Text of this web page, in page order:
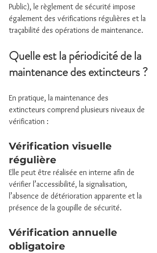
Public), le règlement de sécurité impose
également des vérifications régulières et la
traçabilité des opérations de maintenance.
Quelle est la périodicité de la
maintenance des extincteurs ?
En pratique, la maintenance des
extincteurs comprend plusieurs niveaux de
vérification :
Vérification visuelle
régulière
Elle peut être réalisée en interne afin de
vérifier l’accessibilité, la signalisation,
l’absence de détérioration apparente et la
présence de la goupille de sécurité.
Vérification annuelle
obligatoire